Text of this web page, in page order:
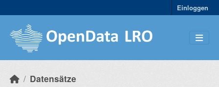
Einloggen
Datensätze